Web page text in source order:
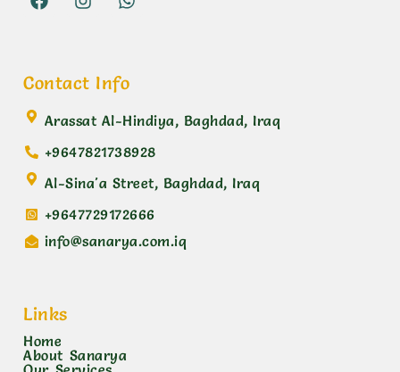
Contact Info
Arassat Al-Hindiya, Baghdad, Iraq
+9647821738928
Al-Sina'a Street, Baghdad, Iraq
+9647729172666
info@sanarya.com.iq
Links
Home
About Sanarya